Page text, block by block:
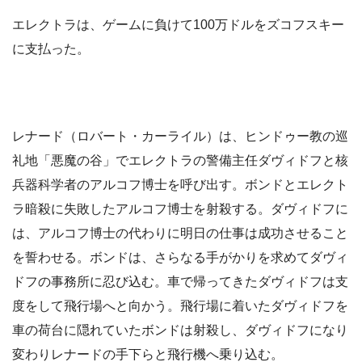
エレクトラは、ゲームに負けて100万ドルをズコフスキー
に支払った。
レナード（ロバート・カーライル）は、ヒンドゥー教の巡
礼地「悪魔の谷」でエレクトラの警備主任ダヴィドフと核
兵器科学者のアルコフ博士を呼び出す。ボンドとエレクト
ラ暗殺に失敗したアルコフ博士を射殺する。ダヴィドフに
は、アルコフ博士の代わりに明日の仕事は成功させること
を誓わせる。ボンドは、さらなる手がかりを求めてダヴィ
ドフの事務所に忍び込む。車で帰ってきたダヴィドフは支
度をして飛行場へと向かう。飛行場に着いたダヴィドフを
車の荷台に隠れていたボンドは射殺し、ダヴィドフになり
変わりレナードの手下らと飛行機へ乗り込む。